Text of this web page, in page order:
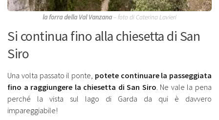
la forra della Val Vanzana– foto di Caterina Lavieri
Si continua fino alla chiesetta di San
Siro
Una volta passato il ponte, potete continuare la passeggiata
fino a raggiungere la chiesetta di San Siro. Ne vale la pena
perché la vista sul lago di Garda da qui è davvero
impareggiabile!